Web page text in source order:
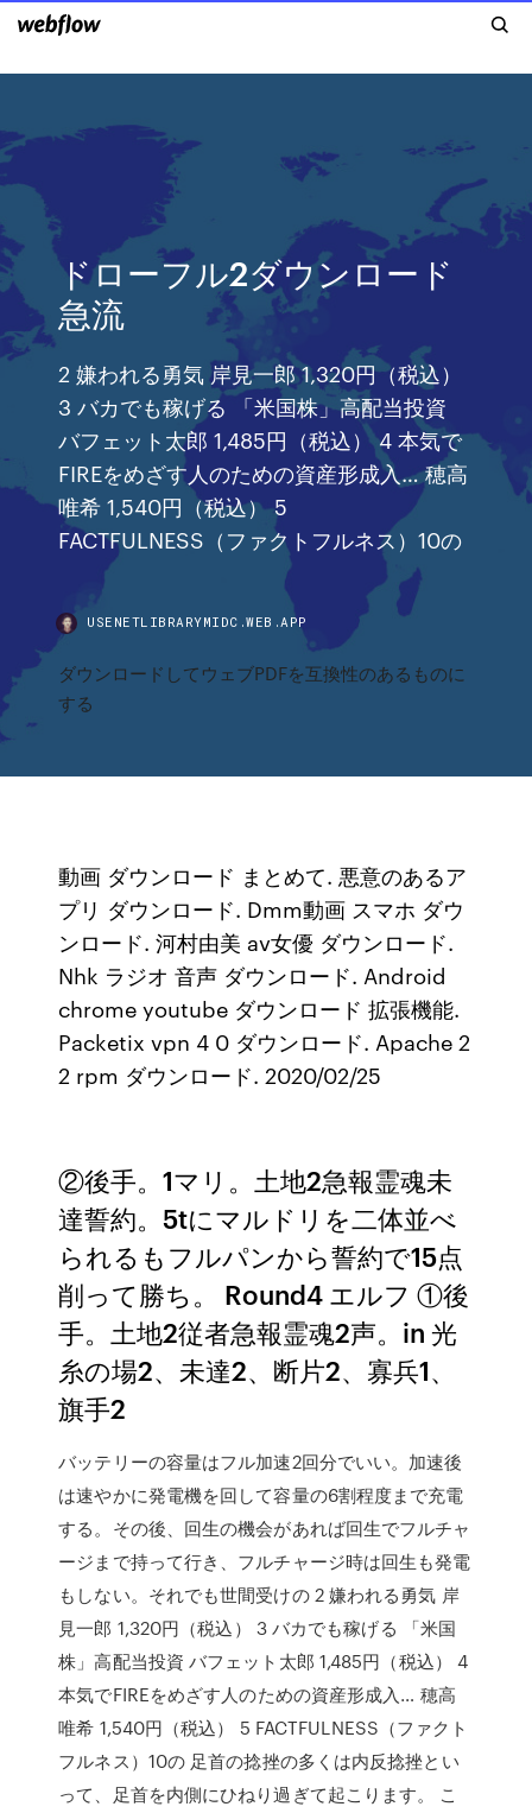
ドローフル2ダウンロード
急流
2 嫌われる勇気 岸見一郎 1,320円（税込）
3 バカでも稼げる 「米国株」高配当投資
バフェット太郎 1,485円（税込） 4 本気で
FIREをめざす人のための資産形成入… 穂高
唯希 1,540円（税込） 5
FACTFULNESS（ファクトフルネス）10の
USENETLIBRARYMIDC.WEB.APP
ダウンロードしてウェブPDFを互換性のあるものに
する
動画 ダウンロード まとめて. 悪意のあるア
プリ ダウンロード. Dmm動画 スマホ ダウ
ンロード. 河村由美 av女優 ダウンロード.
Nhk ラジオ 音声 ダウンロード. Android
chrome youtube ダウンロード 拡張機能.
Packetix vpn 4 0 ダウンロード. Apache 2
2 rpm ダウンロード. 2020/02/25
②後手。1マリ。土地2急報霊魂未
達誓約。5tにマルドリを二体並べ
られるもフルパンから誓約で15点
削って勝ち。 Round4 エルフ ①後
手。土地2従者急報霊魂2声。in 光
糸の場2、未達2、断片2、寡兵1、
旗手2
バッテリーの容量はフル加速2回分でいい。加速後
は速やかに発電機を回して容量の6割程度まで充電
する。その後、回生の機会があれば回生でフルチャ
ージまで持って行き、フルチャージ時は回生も発電
もしない。それでも世間受けの 2 嫌われる勇気 岸
見一郎 1,320円（税込） 3 バカでも稼げる 「米国
株」高配当投資 バフェット太郎 1,485円（税込） 4
本気でFIREをめざす人のための資産形成入… 穂高
唯希 1,540円（税込） 5 FACTFULNESS（ファクト
フルネス）10の 足首の捻挫の多くは内反捻挫とい
って、足首を内側にひねり過ぎて起こります。 こ